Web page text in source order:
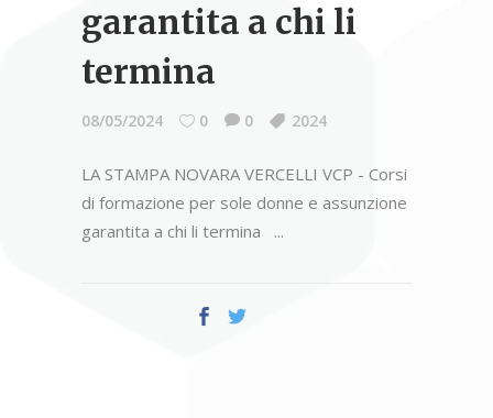
garantita a chi li
termina
08/05/2024 0 0 2024
LA STAMPA NOVARA VERCELLI VCP - Corsi
di formazione per sole donne e assunzione
garantita a chi li termina